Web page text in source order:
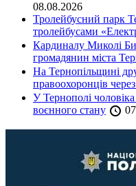
08.08.2026
Тролейбусний парк
тролейбусами
Кардиналу Миколі
громадянин міста
На Тернопільщині
правоохоронців через
У Тернополі
воєнного стану